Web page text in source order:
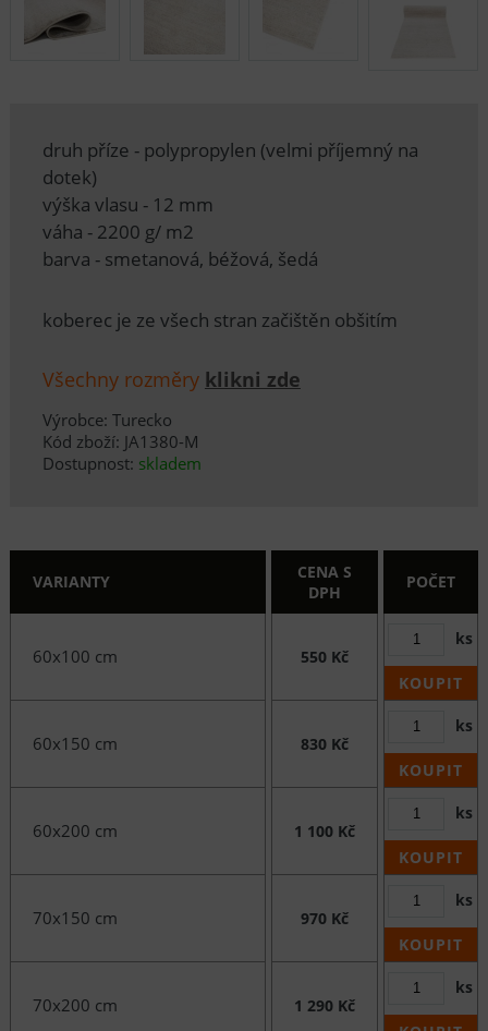
druh příze - polypropylen (velmi příjemný na
dotek)
výška vlasu - 12 mm
váha - 2200 g/ m2
barva - smetanová, béžová, šedá
koberec je ze všech stran začištěn obšitím
Všechny rozměry klikni zde
Výrobce: Turecko
Kód zboží: JA1380-M
Dostupnost: skladem
VARIANTY
CENA S
DPH
POČET
60x100 cm 550 Kč
ks
KOUPIT
60x150 cm 830 Kč
ks
KOUPIT
60x200 cm 1 100 Kč
ks
KOUPIT
70x150 cm 970 Kč
ks
KOUPIT
70x200 cm 1 290 Kč
ks